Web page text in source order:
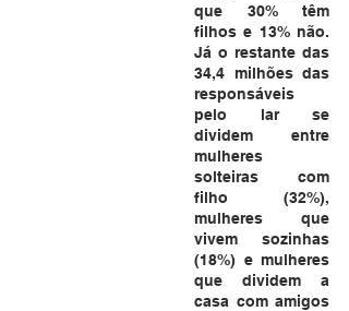
que 30% têm
filhos e 13% não.
Já o restante das
34,4 milhões das
responsáveis
pelo lar se
dividem entre
mulheres
solteiras com
filho (32%),
mulheres que
vivem sozinhas
(18%) e mulheres
que dividem a
casa com amigos